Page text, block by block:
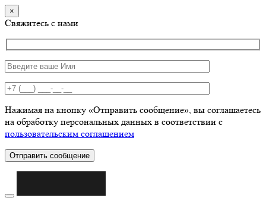
×
Свяжитесь с нами
Нажимая на кнопку «Отправить сообщение», вы соглашаетесь
на обработку персональных данных в соответствии с
пользовательским соглашением
Отправить сообщение